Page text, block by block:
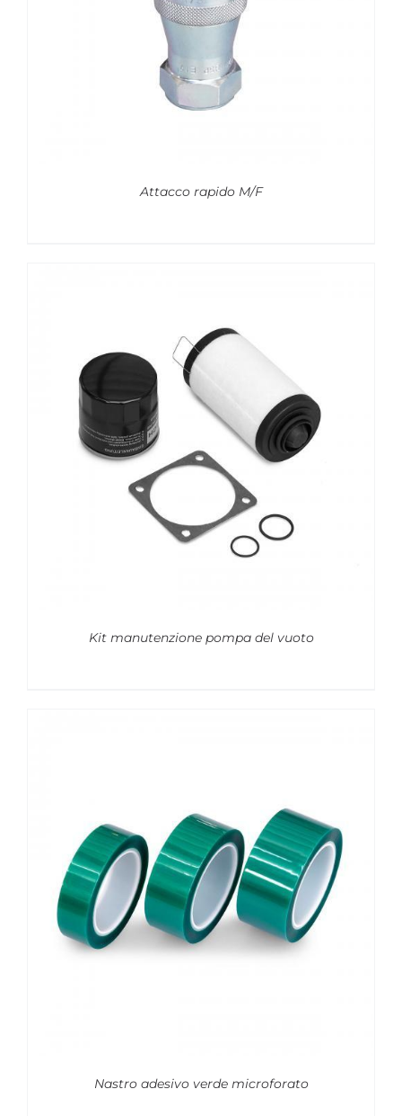
Attacco rapido M/F
Kit manutenzione pompa del vuoto
Nastro adesivo verde microforato